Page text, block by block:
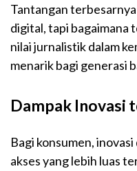
Tantangan
digital, tapi bagaimana
nilai jurnalistik dalam
menarik bagi generasi
Dampak Inovasi
Bagi konsumen,
akses yang lebih luas